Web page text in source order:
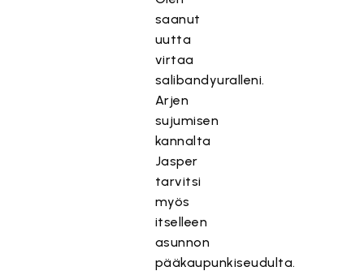
saanut
uutta
virtaa
salibandyuralleni.
Arjen
sujumisen
kannalta
Jasper
tarvitsi
myös
itselleen
asunnon
pääkaupunkiseudulta.